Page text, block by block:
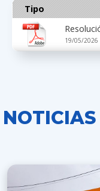
Tipo
19/05/
NOTICIAS